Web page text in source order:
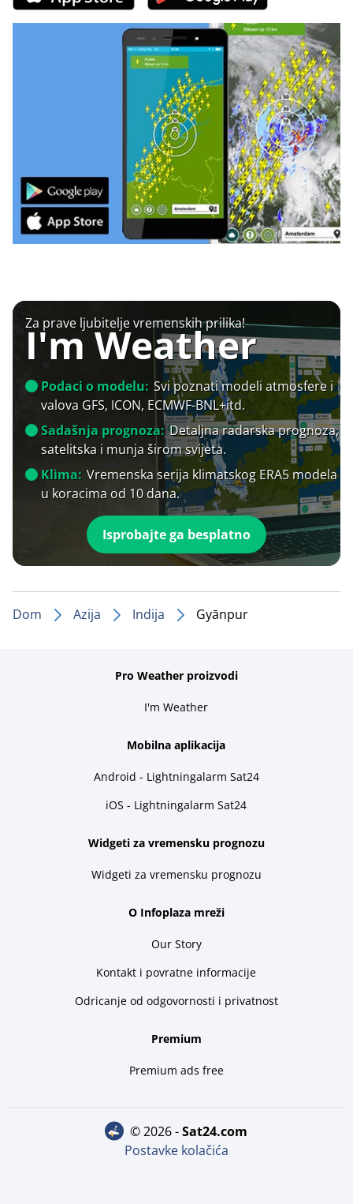
Za prave ljubitelje vremenskih prilika!
I'm Weather
Podaci o modelu: Svi poznati modeli atmosfere i
valova GFS, ICON, ECMWF-BNL+itd.
Sadašnja prognoza: Detaljna radarska prognoza,
satelitska i munja širom svijeta.
Klima: Vremenska serija klimatskog ERA5 modela
u koracima od 10 dana.
Isprobajte ga besplatno
Dom Azija Indija Gyānpur
Pro Weather proizvodi
I'm Weather
Mobilna aplikacija
Android - Lightningalarm Sat24
iOS - Lightningalarm Sat24
Widgeti za vremensku prognozu
Widgeti za vremensku prognozu
O Infoplaza mreži
Our Story
Kontakt i povratne informacije
Odricanje od odgovornosti i privatnost
Premium
Premium ads free
© 2026 - sat24.com
Postavke kolačića